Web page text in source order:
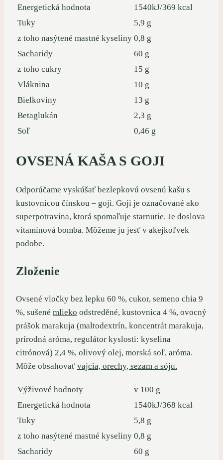
Energetická hodnota
1540kJ/369 kcal
Tuky
5,9 g
z toho nasýtené mastné kyseliny 0,8 g
Sacharidy
60 g
z toho cukry
15 g
Vláknina
10 g
Bielkoviny
13 g
Betaglukán
2,3 g
Soľ
0,46 g
OVSENÁ KAŠA S GOJI
Odporúčame vyskúšať bezlepkovú ovsenú kašu s
kustovnicou čínskou – goji. Goji je označované ako
superpotravina, ktorá spomaľuje starnutie. Je doslova
vitamínová bomba. Môžeme ju jesť v akejkoľvek
podobe.
Zloženie
Ovsené vločky bez lepku 60 %, cukor, semeno chia 9
%, sušené mlieko odstreděné, kustovnica 4 %, ovocný
prášok marakuja (maltodextrín, koncentrát marakuja,
prírodná aróma, regulátor kyslosti: kyselina
citrónová) 2,4 %, olivový olej, morská soľ, aróma.
Môže obsahovať vajcia, orechy, sezam a sóju.
Výživové hodnoty
v 100 g
Energetická hodnota
1540kJ/368 kcal
Tuky
5,8 g
z toho nasýtené mastné kyseliny 0,8 g
Sacharidy
60 g